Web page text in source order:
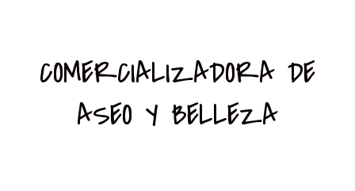
COMERCIALIZADORA DE
ASEO Y BELLEZA